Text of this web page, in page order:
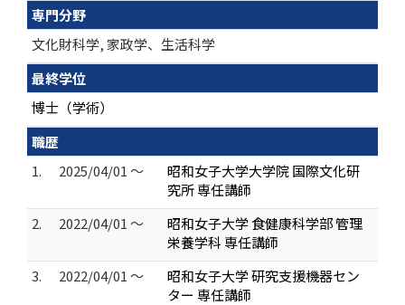
専門分野
文化財科学, 家政学、生活科学
最終学位
博士（学術）
職歴
1.
2025/04/01 ～
昭和女子大学大学院 国際文化研
究所 専任講師
2.
2022/04/01 ～
昭和女子大学 食健康科学部 管理
栄養学科 専任講師
3.
2022/04/01 ～
昭和女子大学 研究支援機器セン
ター 専任講師